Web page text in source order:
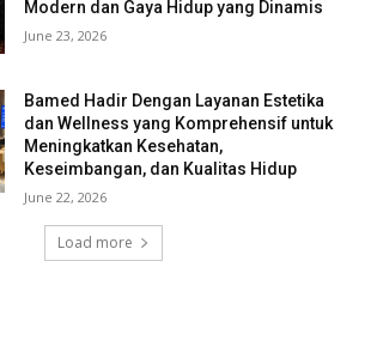
Modern dan Gaya Hidup yang Dinamis
June 23, 2026
Bamed Hadir Dengan Layanan Estetika
dan Wellness yang Komprehensif untuk
Meningkatkan Kesehatan,
Keseimbangan, dan Kualitas Hidup
June 22, 2026
Load more